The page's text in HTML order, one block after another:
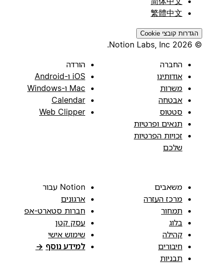
繁體中文
הגדרות קובצי Cookie
החברה
אודותינו
משרות
אבטחה
סטטוס
תנאים ופרטיות
זכויות הפרטיות
שלכם
הורדה
iOS ו-Android
Mac ו-Windows
Calendar
Web Clipper
משאבים
מרכז העזרה
תמחור
בלוג
קהילה
חיבורים
תבניות
Notion עבור
ארגונים
חברות סטארט-אפ
עסק קטן
שימוש אישי
למידע נוסף →